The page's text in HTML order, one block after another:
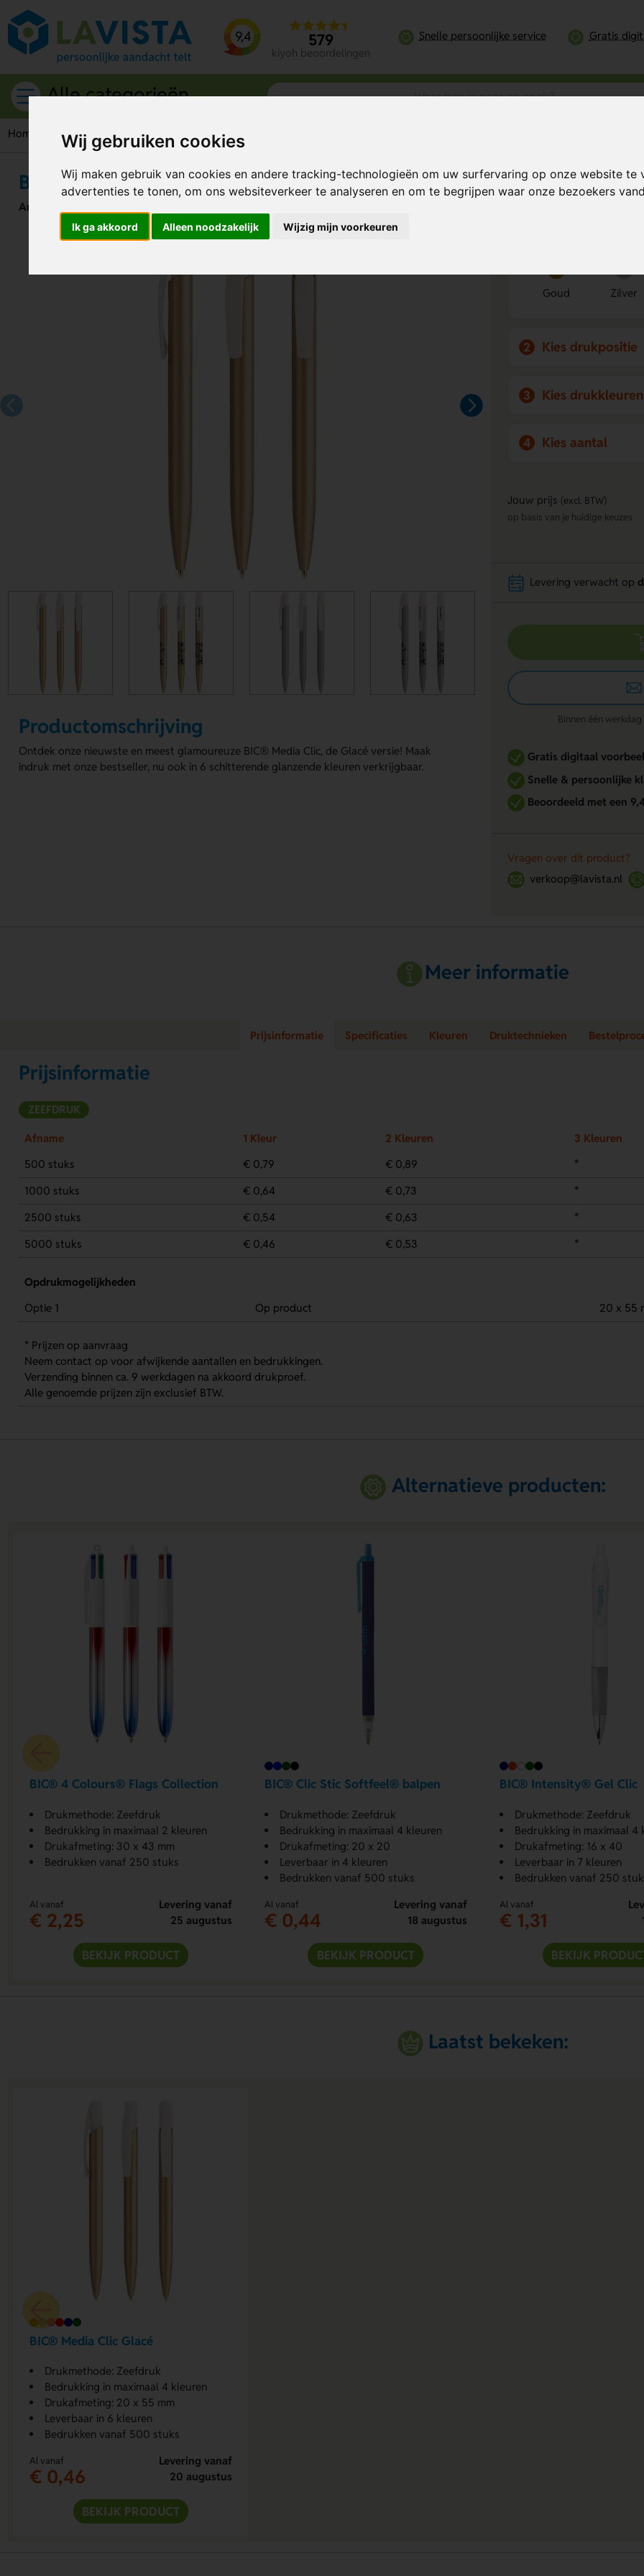
Wij gebruiken cookies
Wij maken gebruik van cookies en andere tracking-technologieën om uw surfervaring op onze website te
advertenties te tonen, om ons websiteverkeer te analyseren en om te begrijpen waar onze bezoekers
Ik ga akkoord Alleen noodzakelijk Wijzig mijn voorkeuren
9,4 579
kiyoh beoordelingen
Snelle persoonlijke service Gratis
Alle categorieën
Home Schrijfwaren Pennen BIC pennen
BIC® Media Clic Glacé
Artikelnummer:
Productomschrijving
Ontdek onze nieuwste en meest glamoureuze BIC® Media Clic, de Glacé versie! Maak
indruk met onze bestseller, nu ook in 6 schitterende glanzende kleuren verkrijgbaar.
Bereken mijn
Goud Zilver
2 Kies drukpositie
3 Kies drukkleuren
4 Kies aantal
Jouw prijs (excl. BTW)
op basis van je huidige keuzes
Levering verwacht op
Binnen één
Gratis digitaal
Snelle & persoonlijke
Beoordeeld met een
Vragen over dit product?
verkoop@lavista.nl
Meer informatie
Prijsinformatie Specificaties Kleuren Druktechnieken
Prijsinformatie
ZEEFDRUK
Afname 1 Kleur 2 Kleuren
3 Kleuren
500 stuks
€ 0,79 € 0,89
*
1000 stuks
€ 0,64 € 0,73
*
2500 stuks
€ 0,54 € 0,63
*
5000 stuks
€ 0,46 € 0,53 *
Opdrukmogelijkheden
Optie 1
Op product 20 x 55
* Prijzen op aanvraag
Neem contact op voor afwijkende aantallen en bedrukkingen.
Verzending binnen ca. 9 werkdagen na akkoord drukproef.
Alle genoemde prijzen zijn exclusief BTW.
Alternatieve producten:
BIC® 4 Colours® Flags Collection
Drukmethode: Zeefdruk
Bedrukking in maximaal 2 kleuren
Drukafmeting: 30 x 43 mm
Bedrukken vanaf 250 stuks
Al vanaf
€ 2,25
Levering vanaf
25 augustus
BEKIJK PRODUCT
BIC® Clic Stic Softfeel® balpen
Drukmethode: Zeefdruk
Bedrukking in maximaal 4 kleuren
Drukafmeting: 20 x 20
Leverbaar in 4 kleuren
Bedrukken vanaf 500 stuks
Al vanaf
€ 0,44
Levering vanaf
18 augustus
BEKIJK PRODUCT
BIC® Intensity® Gel Clic
Drukmethode: Zeefdruk
Bedrukking in maximaal 4
Drukafmeting: 16 x 40
Leverbaar in 7 kleuren
Bedrukken vanaf 250
Al vanaf
€ 1,31
BEKIJK
Laatst bekeken:
BIC® Media Clic Glacé
Drukmethode: Zeefdruk
Bedrukking in maximaal 4 kleuren
Drukafmeting: 20 x 55 mm
Leverbaar in 6 kleuren
Bedrukken vanaf 500 stuks
Al vanaf
€ 0,46
Levering vanaf
20 augustus
BEKIJK PRODUCT